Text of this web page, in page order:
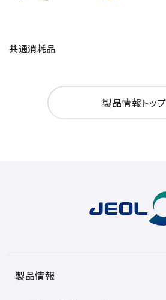
共通消耗品
製品情報トップ
製品情報